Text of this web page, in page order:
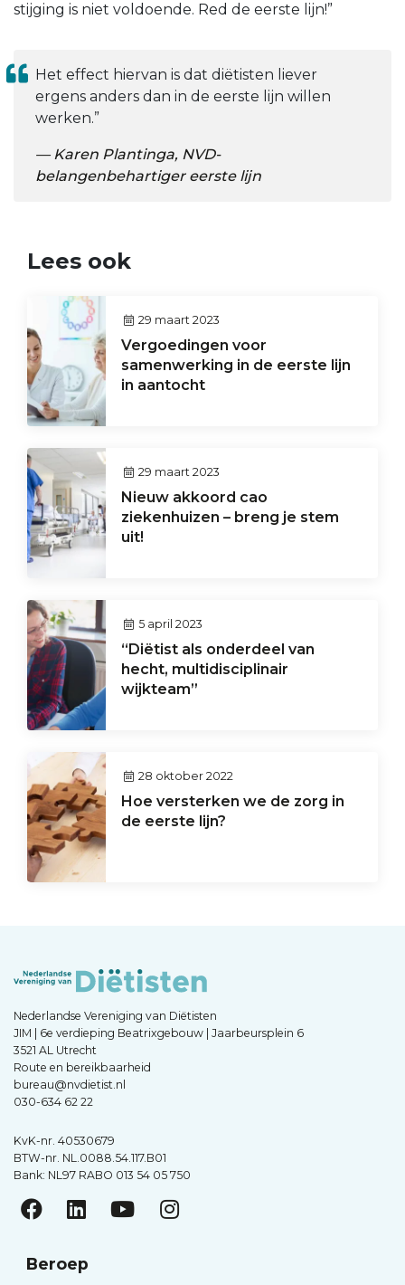
stijging is niet voldoende. Red de eerste lijn!”
Het effect hiervan is dat diëtisten liever
ergens anders dan in de eerste lijn willen
werken.”
Karen Plantinga, NVD-
belangenbehartiger eerste lijn
Lees ook
29 maart 2023
Vergoedingen voor
samenwerking in de eerste lijn
in aantocht
29 maart 2023
Nieuw akkoord cao
ziekenhuizen – breng je stem
uit!
5 april 2023
“Diëtist als onderdeel van
hecht, multidisciplinair
wijkteam”
28 oktober 2022
Hoe versterken we de zorg in
de eerste lijn?
Nederlandse Vereniging van Diëtisten
JIM | 6e verdieping Beatrixgebouw | Jaarbeursplein 6
3521 AL Utrecht
Route en bereikbaarheid
bureau@nvdietist.nl
030-634 62 22
KvK-nr. 40530679
BTW-nr. NL.0088.54.117.B01
Bank: NL97 RABO 013 54 05 750
Beroep